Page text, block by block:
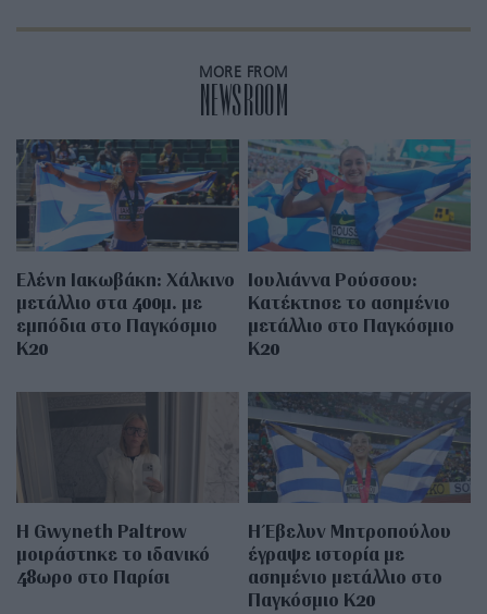
MORE FROM
NEWSROOM
Ελένη Ιακωβάκη: Χάλκινο
μετάλλιο στα 400μ. με
εμπόδια στο Παγκόσμιο
Κ20
Ιουλιάννα Ρούσσου:
Κατέκτησε το ασημένιο
μετάλλιο στο Παγκόσμιο
Κ20
Η Gwyneth Paltrow
μοιράστηκε το ιδανικό
48ωρο στο Παρίσι
Η Έβελυν Μητροπούλου
έγραψε ιστορία με
ασημένιο μετάλλιο στο
Παγκόσμιο Κ20